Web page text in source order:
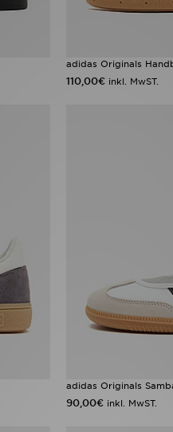
adidas Originals
110,00€ inkl. MwST.
adidas Originals
90,00€ inkl. MwST.